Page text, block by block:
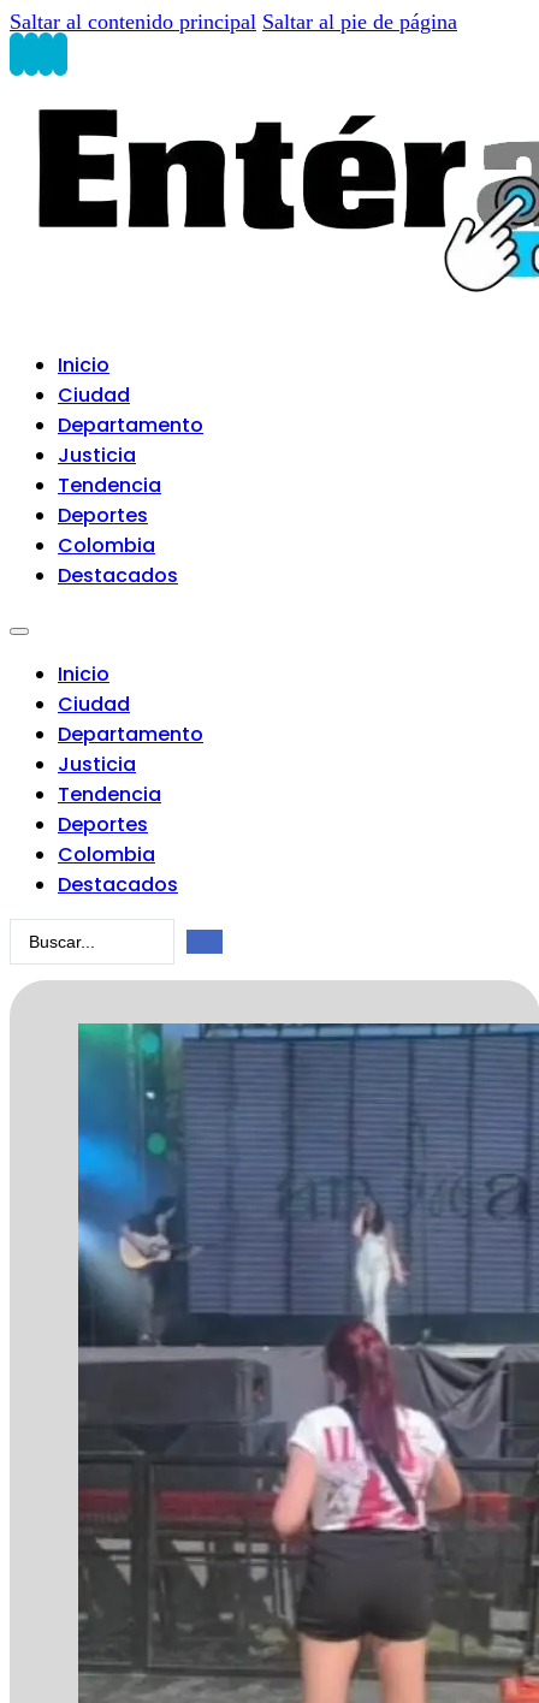
Saltar al contenido principal Saltar al pie de página
Inicio
Ciudad
Departamento
Justicia
Tendencia
Deportes
Colombia
Destacados
Inicio
Ciudad
Departamento
Justicia
Tendencia
Deportes
Colombia
Destacados
Search